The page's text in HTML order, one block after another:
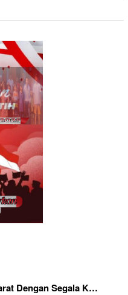
Dengan Segala K…